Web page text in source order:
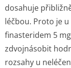
dosahuje
léčbou. Proto je
finasteridem 5
zdvojnásobit
rozsahy u